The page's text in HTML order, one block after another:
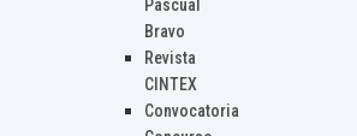
Pascual
Bravo
Revista
CINTEX
Convocatoria